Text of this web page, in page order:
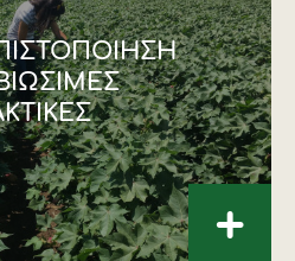
ΠΙΣΤΟΠΟΙΗΣΗ
+